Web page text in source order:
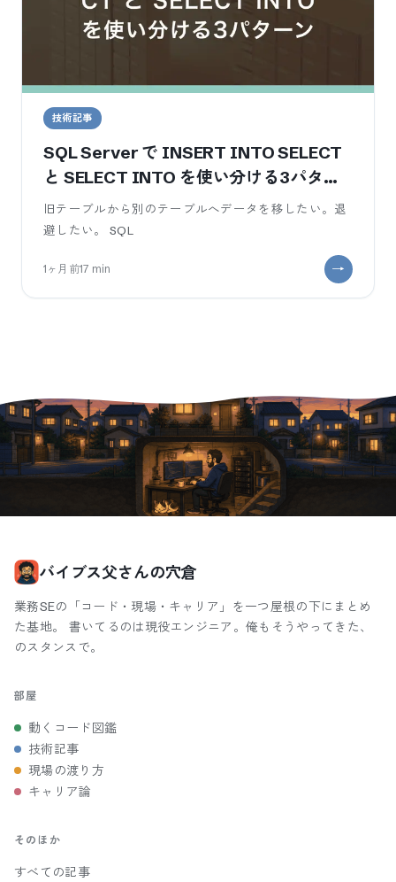
技術記事
SQL Server で INSERT INTO SELECT
と SELECT INTO を使い分ける3パター
ン
旧テーブルから別のテーブルへデータを移したい。退
避したい。 SQL
1ヶ月前17 min
バイブス父さんの穴倉
業務SEの「コード・現場・キャリア」を一つ屋根の下にまとめ
た基地。 書いてるのは現役エンジニア。俺もそうやってきた、
のスタンスで。
部屋
動くコード図鑑
技術記事
現場の渡り方
キャリア論
そのほか
すべての記事